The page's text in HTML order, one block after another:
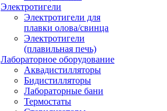
Электротигели
Электротигели для
плавки олова/свинца
Электротигели
(плавильная печь)
Лабораторное оборудование
Аквадистилляторы
Бидистилляторы
Лабораторные бани
Термостаты